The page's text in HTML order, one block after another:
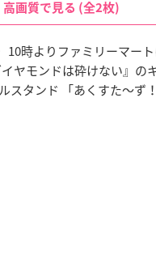
高画質で見る (全2枚)
10時よりファミリーマー
ヤモンドは砕けない』の
スタンド 「あくすた～ず